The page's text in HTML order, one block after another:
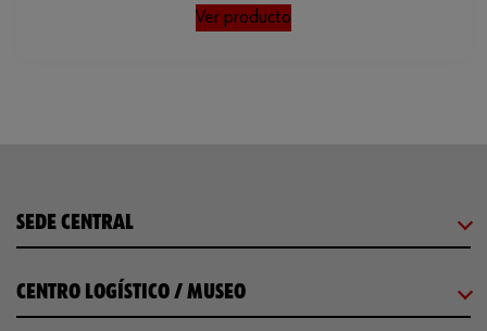
Ver producto
SEDE CENTRAL
CENTRO LOGÍSTICO / MUSEO